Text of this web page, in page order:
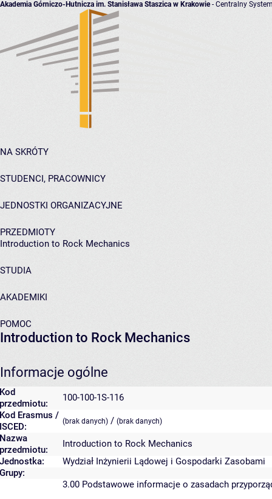
Akademia Górniczo-Hutnicza im. Stanisława Staszica w Krakowie- Centralny
NA SKRÓTY
STUDENCI, PRACOWNICY
JEDNOSTKI ORGANIZACYJNE
PRZEDMIOTY
Introduction to Rock Mechanics
STUDIA
AKADEMIKI
POMOC
Introduction to Rock Mechanics
Informacje ogólne
Kod
przedmiotu:
100-100-1S-116
Kod Erasmus /
ISCED:
(brak danych) / (brak danych)
Nazwa
przedmiotu:
Introduction to Rock Mechanics
Jednostka:
Wydział Inżynierii Lądowej i Gospodarki Zasobami
Grupy:
3.00 Podstawowe informacje o zasadach